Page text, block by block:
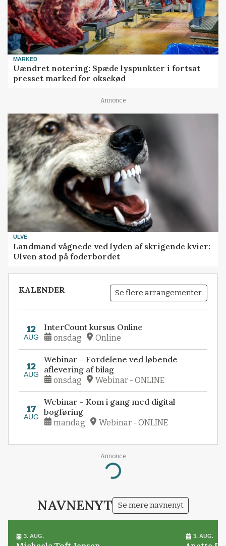
MARKED
Uændret notering: Spæde lyspunkter i fortsat
presset marked for oksekød
Annonce
ULVE
Landmand vågnede ved lyden af skrigende kvier:
Ulven stod på foderbordet
KALENDER Se flere arrangementer
12
AUG
InterCount kursus Online
onsdag Online
12
AUG
Webinar – Fordelene ved løbende
aflevering af bilag
onsdag Webinar - ONLINE
17
AUG
Webinar – Kom i gang med digital
bogføring
mandag Webinar - ONLINE
Annonce
Loading...
NAVNENYT Se mere navnenyt
3. AUG. 3. AUG.